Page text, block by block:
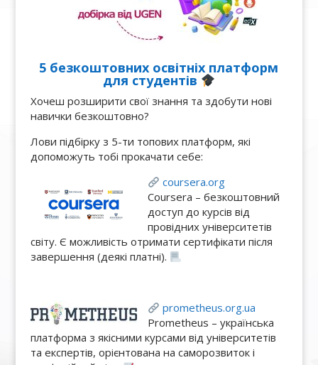
5 безкоштовних освітніх платформ
для студентів
Хочеш розширити свої знання та здобути нові
навички безкоштовно?
Лови підбірку з 5-ти топових платформ, які
допоможуть тобі прокачати себе:
coursera.org
Coursera – безкоштовний
доступ до курсів від
провідних університетів
світу. Є можливість отримати сертифікати після
завершення (деякі платні).
prometheus.org.ua
Prometheus – українська
платформа з якісними курсами від університетів
та експертів, орієнтована на саморозвиток і